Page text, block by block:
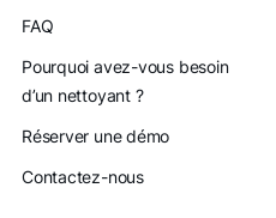
FAQ
Pourquoi avez-vous besoin
d’un nettoyant ?
Réserver une démo
Contactez-nous